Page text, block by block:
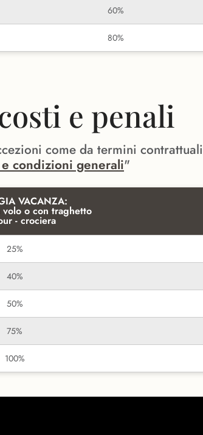
60%
80%
e penali
come da termini contrattuali
condizioni generali"
VACANZA:
o con traghetto
- crociera
25%
40%
50%
75%
100%